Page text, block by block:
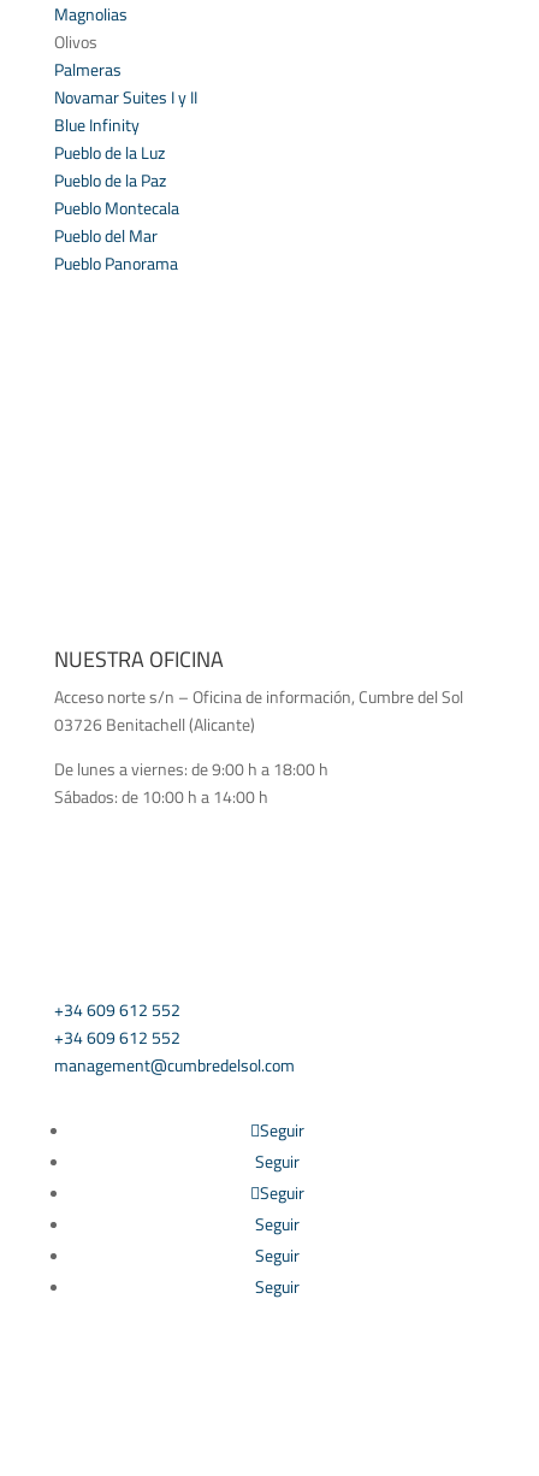
Magnolias
Olivos
Palmeras
Novamar Suites I y II
Blue Infinity
Pueblo de la Luz
Pueblo de la Paz
Pueblo Montecala
Pueblo del Mar
Pueblo Panorama
NUESTRA OFICINA
Acceso norte s/n – Oficina de información, Cumbre del Sol
03726 Benitachell (Alicante)
De lunes a viernes: de 9:00 h a 18:00 h
Sábados: de 10:00 h a 14:00 h
+34 609 612 552
+34 609 612 552
management@cumbredelsol.com
Seguir
Seguir
Seguir
Seguir
Seguir
Seguir